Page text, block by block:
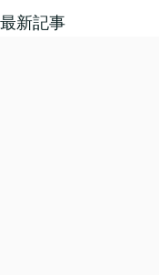
最新記事